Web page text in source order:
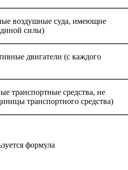
воздушные суда, имеющие
силы)
двигатели (с каждого
транспортные средства, не
транспортного средства)
формула